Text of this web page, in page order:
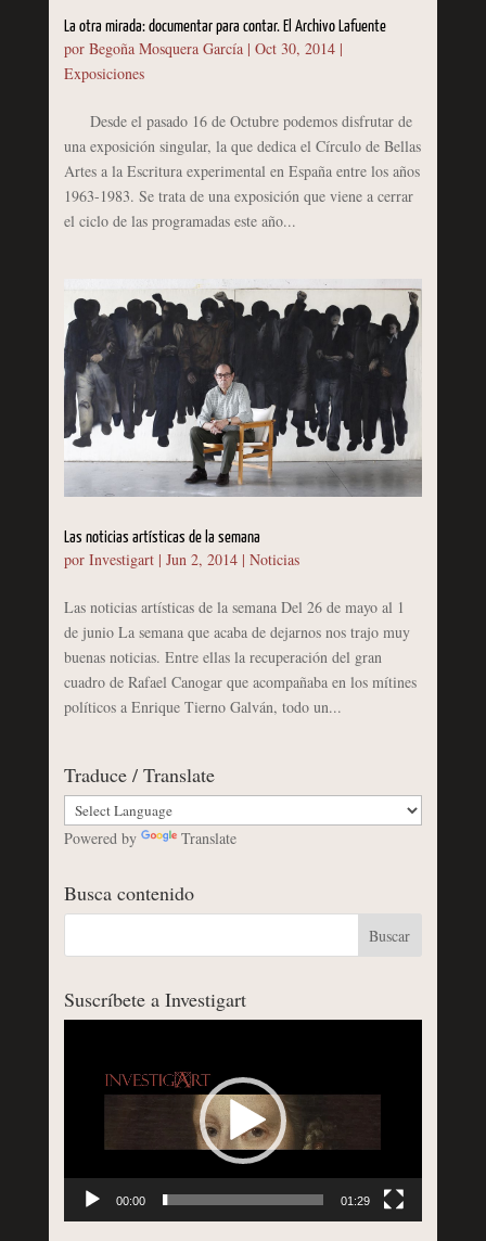
La otra mirada: documentar para contar. El Archivo Lafuente
por Begoña Mosquera García| Oct 30, 2014|
Exposiciones
Desde el pasado 16 de Octubre podemos disfrutar de
una exposición singular, la que dedica el Círculo de Bellas
Artes a la Escritura experimental en España entre los años
1963-1983. Se trata de una exposición que viene a cerrar
el ciclo de las programadas este año...
Las noticias artísticas de la semana
por Investigart| Jun 2, 2014| Noticias
Las noticias artísticas de la semana Del 26 de mayo al 1
de junio La semana que acaba de dejarnos nos trajo muy
buenas noticias. Entre ellas la recuperación del gran
cuadro de Rafael Canogar que acompañaba en los mítines
políticos a Enrique Tierno Galván, todo un...
Traduce / Translate
Powered by Translate
Busca contenido
Suscríbete a Investigart
00:00 01:29